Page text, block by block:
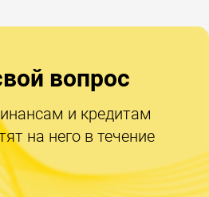
вопрос
и кредитам
на него в течение